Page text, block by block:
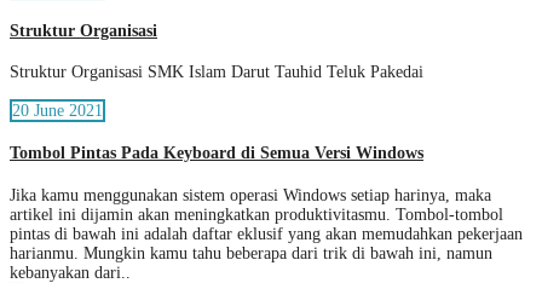
Struktur Organisasi
Struktur Organisasi SMK Islam Darut Tauhid Teluk Pakedai
20 June 2021
Tombol Pintas Pada Keyboard di Semua Versi Windows
Jika kamu menggunakan sistem operasi Windows setiap harinya, maka
artikel ini dijamin akan meningkatkan produktivitasmu. Tombol-tombol
pintas di bawah ini adalah daftar eklusif yang akan memudahkan pekerjaan
harianmu. Mungkin kamu tahu beberapa dari trik di bawah ini, namun
kebanyakan dari..